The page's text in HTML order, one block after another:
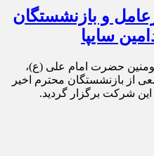
و بازنشستگان
سایپا
حضرت امام علی (ع)،
از بازنشستگان محترم اخیر
این شرکت برگزار گردید.